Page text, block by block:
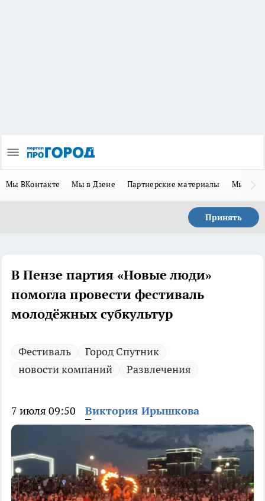
Мы ВКонтакте Мы в Дзене Партнерские материалы Мы в
Принять
В Пензе партия «Новые люди»
помогла провести фестиваль
молодёжных субкультур
Фестиваль
Город Спутник
новости компаний
Развлечения
7 июля 09:50 Виктория Ирышкова